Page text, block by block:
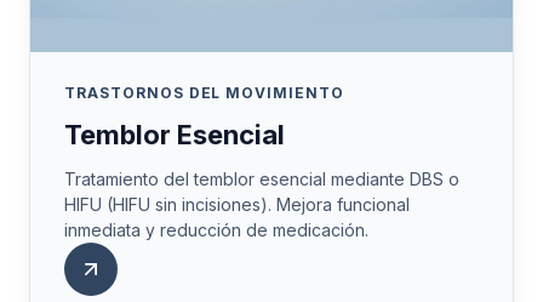
TRASTORNOS DEL MOVIMIENTO
Temblor Esencial
Tratamiento del temblor esencial mediante DBS o
HIFU (HIFU sin incisiones). Mejora funcional
inmediata y reducción de medicación.